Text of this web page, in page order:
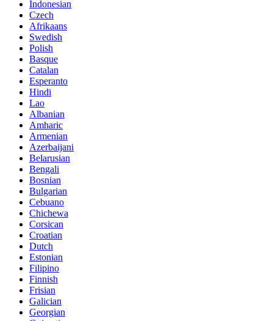
Indonesian
Czech
Afrikaans
Swedish
Polish
Basque
Catalan
Esperanto
Hindi
Lao
Albanian
Amharic
Armenian
Azerbaijani
Belarusian
Bengali
Bosnian
Bulgarian
Cebuano
Chichewa
Corsican
Croatian
Dutch
Estonian
Filipino
Finnish
Frisian
Galician
Georgian